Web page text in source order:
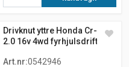
Drivknut yttre Honda Cr-v I
2.0 16v 4wd fyrhjulsdrift
Art.nr:0542946